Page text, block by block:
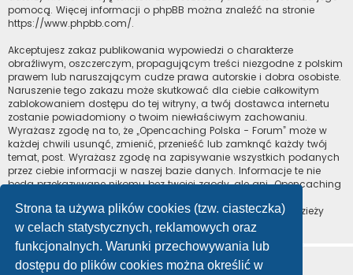
Strona ta używa plików cookies (tzw. ciasteczka)
w celach statystycznych, reklamowych oraz
funkcjonalnych. Warunki przechowywania lub
dostępu do plików cookies można określić w
pomocą. Więcej informacji o phpBB można znaleźć na stronie
https://www.phpbb.com/.
Akceptujesz zakaz publikowania wypowiedzi o charakterze
obraźliwym, oszczerczym, propagującym treści niezgodne z polskim
prawem lub naruszającym cudze prawa autorskie i dobra osobiste.
Naruszenie tego zakazu może skutkować dla ciebie całkowitym
zablokowaniem dostępu do tej witryny, a twój dostawca internetu
zostanie powiadomiony o twoim niewłaściwym zachowaniu.
Wyrażasz zgodę na to, że „Opencaching Polska - Forum” może w
każdej chwili usunąć, zmienić, przenieść lub zamknąć każdy twój
temat, post. Wyrażasz zgodę na zapisywanie wszystkich podanych
przez ciebie informacji w naszej bazie danych. Informacje te nie
będą przekazywane nikomu bez twojej zgody, ale ani „Opencaching
włamania do witryny, podczas których może dojść do kradzieży
danych.